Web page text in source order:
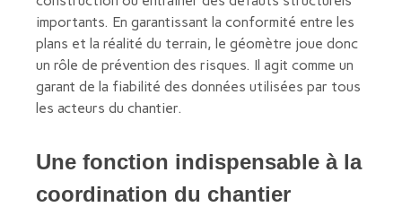
importants. En garantissant la conformité entre les
plans et la réalité du terrain, le géomètre joue donc
un rôle de prévention des risques. Il agit comme un
garant de la fiabilité des données utilisées par tous
les acteurs du chantier.
Une fonction indispensable à la
coordination du chantier